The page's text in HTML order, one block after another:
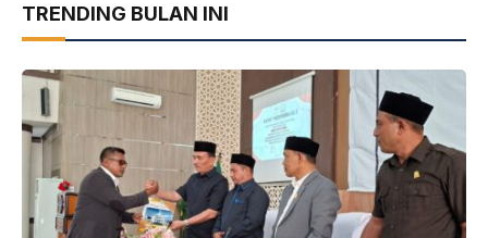
TRENDING BULAN INI